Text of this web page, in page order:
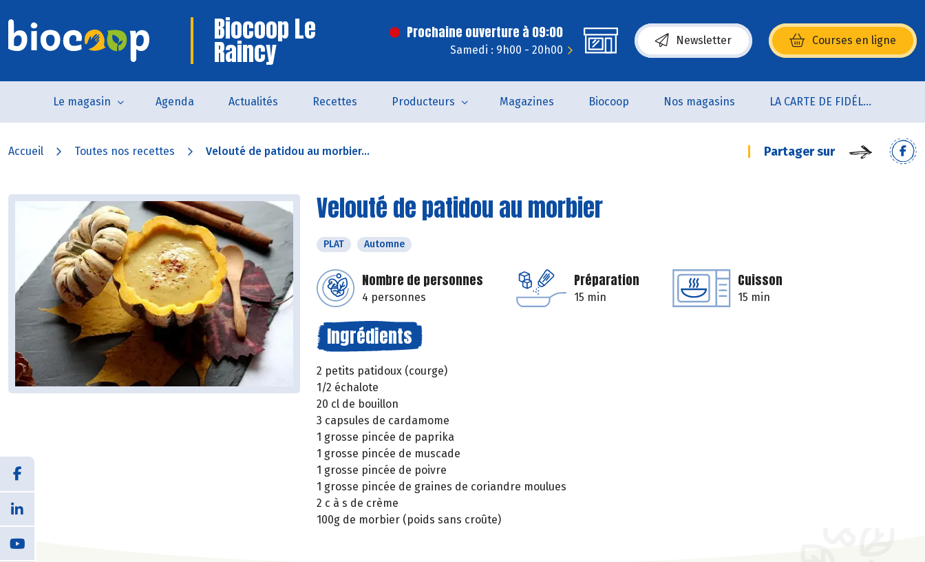
Biocoop Le
Raincy
Prochaine ouverture à 09:00
Samedi : 9h00 - 20h00
Newsletter Courses en ligne
(s’ouvre dans une nouvelle fenêtre)
Le magasin Agenda Actualités Recettes Producteurs Magazines Biocoop Nos magasins LA CARTE DE FIDÉLITÉ
Accueil Toutes nos recettes Velouté de patidou au morbier... Partager sur
Velouté de patidou au morbier
PLAT Automne
Nombre de personnes
4 personnes
Préparation
15 min
Cuisson
15 min
Ingrédients
2 petits patidoux (courge)
1/2 échalote
20 cl de bouillon
3 capsules de cardamome
1 grosse pincée de paprika
1 grosse pincée de muscade
1 grosse pincée de poivre
1 grosse pincée de graines de coriandre moulues
2 c à s de crème
100g de morbier (poids sans croûte)